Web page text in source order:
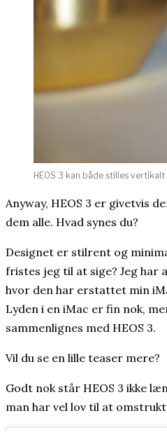
HEOS 3 kan både stilles
Anyway, HEOS 3 er givetvis
dem alle. Hvad synes du?
Designet er stilrent og
fristes jeg til at sige? Jeg har
hvor den har erstattet min
Lyden i en iMac er fin nok,
sammenlignes med HEOS 3.
Vil du se en lille teaser mere?
Godt nok står HEOS 3 ikke
man har vel lov til at